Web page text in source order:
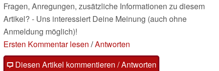
Fragen, Anregungen, zusätzliche Informationen zu diesem
Artikel? - Uns interessiert Deine Meinung (auch ohne
Anmeldung möglich)!
Ersten Kommentar lesen /Antworten
Diesen Artikel kommentieren / Antworten